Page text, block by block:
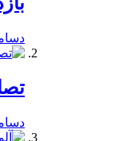
دسامبر
دسامبر